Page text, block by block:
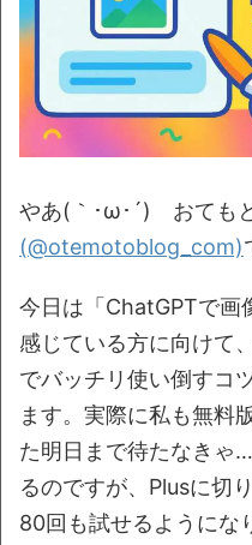
やあ(｀･ω･´)ゞおても
(@otemotoblog_com)
今日は「ChatGPTで画
感じている方に向けて
でバッチリ使い倒すコ
ます。実際に私も無料
た明日まで待たなきゃ
るのですが、Plusに切
80回も試せるようにな